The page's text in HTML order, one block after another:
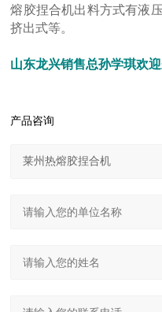
熔胶捏合机出料方式有液
挤出式等。
山东龙兴销售总孙学琪欢
产品咨询